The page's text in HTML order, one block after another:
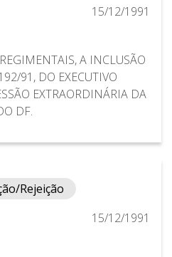
15/12/1991
A INCLUSÃO
91, DO EXECUTIVO
EXTRAORDINÁRIA DA
DF.
Rejeição
15/12/1991